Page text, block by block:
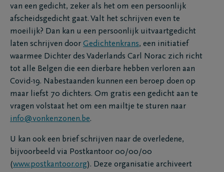
van een gedicht, zeker als het om een persoonlijk
afscheidsgedicht gaat. Valt het schrijven even te
moeilijk? Dan kan u een persoonlijk uitvaartgedicht
laten schrijven door Gedichtenkrans, een initiatief
waarmee Dichter des Vaderlands Carl Norac zich richt
tot alle Belgen die een dierbare hebben verloren aan
Covid-19. Nabestaanden kunnen een beroep doen op
maar liefst 70 dichters. Om gratis een gedicht aan te
vragen volstaat het om een mailtje te sturen naar
info@vonkenzonen.be.
U kan ook een brief schrijven naar de overledene,
bijvoorbeeld via Postkantoor 00/00/00
(www.postkantoor.org). Deze organisatie archiveert